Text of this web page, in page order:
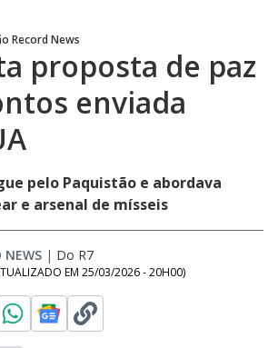
Record News
proposta de paz
enviada
pelo Paquistão e abordava
e arsenal de mísseis
NEWS | Do R7
EM 25/03/2026 - 20H00)